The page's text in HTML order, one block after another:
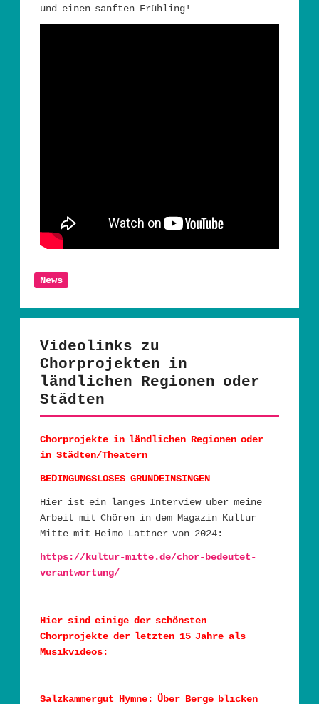
und einen sanften Frühling!
News
Videolinks zu
Chorprojekten in
ländlichen Regionen oder
Städten
Chorprojekte in ländlichen Regionen oder
in Städten/Theatern
BEDINGUNGSLOSES GRUNDEINSINGEN
Hier ist ein langes Interview über meine
Arbeit mit Chören in dem Magazin Kultur
Mitte mit Heimo Lattner von 2024:
https://kultur-mitte.de/chor-bedeutet-
verantwortung/
Hier sind einige der schönsten
Chorprojekte der letzten 15 Jahre als
Musikvideos:
Salzkammergut Hymne: Über Berge blicken